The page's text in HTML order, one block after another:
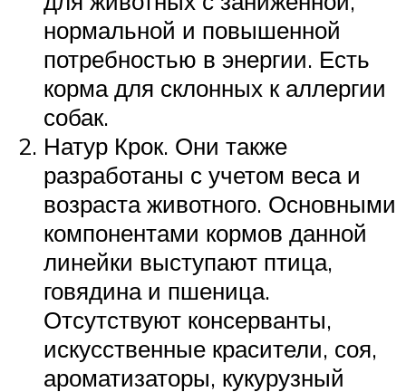
нормальной и повышенной
потребностью в энергии. Есть
корма для склонных к аллергии
собак.
Натур Крок. Они также
разработаны с учетом веса и
возраста животного. Основными
компонентами кормов данной
линейки выступают птица,
говядина и пшеница.
Отсутствуют консерванты,
искусственные красители, соя,
ароматизаторы, кукурузный